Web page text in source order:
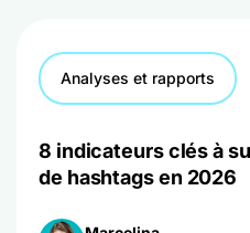
Analyses et rapports
8 indicateurs clés à
de hashtags en 2026